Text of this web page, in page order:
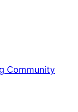
Community